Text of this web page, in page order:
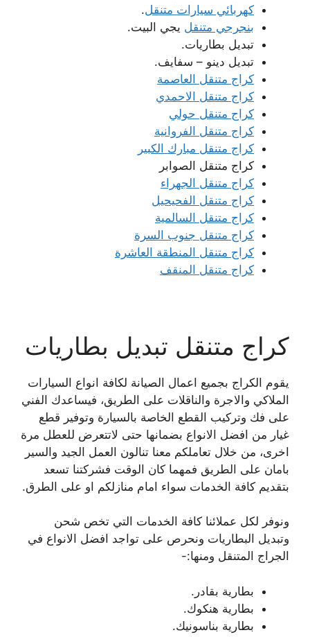
كهربائي سيارات متنقل.
بنجرجي متنقل يجي البيت.
تبديل بطاريات.
تبديل دينو – سفايف.
كراج متنقل العاصمة
كراج متنقل الاحمدي
كراج متنقل حولي
كراج متنقل الفروانية
كراج متنقل مبارك الكبير
كراج متنقل الصوابر
كراج متنقل الجهراء
كراج متنقل الفحيحيل
كراج متنقل السالمية
كراج متنقل جنوب السرة
كراج متنقل المنطقة العاشرة
كراج متنقل المنقف
كراج متنقل تبديل بطاريات
يقوم الكراج بجميع اعمال الصيانة لكافة انواع السيارات
الملاكي والاجرة والناقلات على الطريق، فيساعدك الفني
على فك وتركيب القطع الخاصة بالسيارة وتوفير قطع
غيار من افضل الانواع بضمانها حتى لاتتعرض للعطل مرة
اخرى، من خلال تعاملكم معنا تنالون العمل الجيد والسير
بامان على الطريق فمهما كان الوقت فشركتنا تسعد
بتقديم كافة الخدمات سواء امام منازلكم او على الطرق.
ونوفر لكل عملائنا كافة الخدمات التي تخص شحن
وتبديل البطاريات ونحرص على تواجد افضل الانواع في
الجراج المتنقل ومنها:-
بطارية بقادر.
بطارية هنكوك.
بطارية بناسونيك.